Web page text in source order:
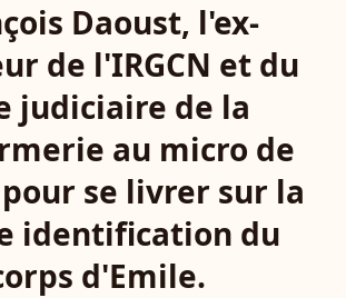
Daoust, l'ex-
de l'IRGCN et du
judiciaire de la
au micro de
pour se livrer sur la
identification du
d'Emile.